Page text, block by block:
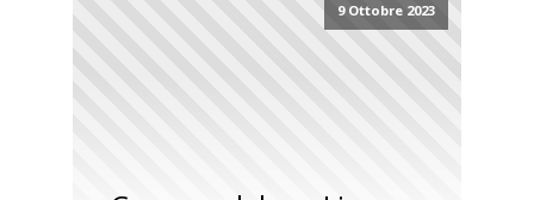
9 Ottobre 2023